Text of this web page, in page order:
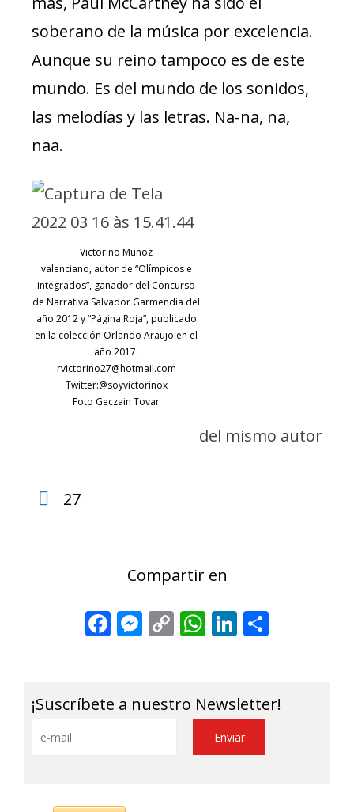
soberano de la música por excelencia.
Aunque su reino tampoco es de este
mundo. Es del mundo de los sonidos,
las melodías y las letras. Na-na, na,
naa.
Victorino Muñoz
valenciano, autor de “Olímpicos e
integrados”, ganador del Concurso
de Narrativa Salvador Garmendia del
año 2012 y “Página Roja”, publicado
en la colección Orlando Araujo en el
año 2017.
rvictorino27@hotmail.com
Twitter:@soyvictorinox
Foto Geczain Tovar
del mismo autor
27
Compartir en
Facebook
Messenger
CopyWhatsApp
LinkedIn
¡Suscríbete a nuestro Newsletter!